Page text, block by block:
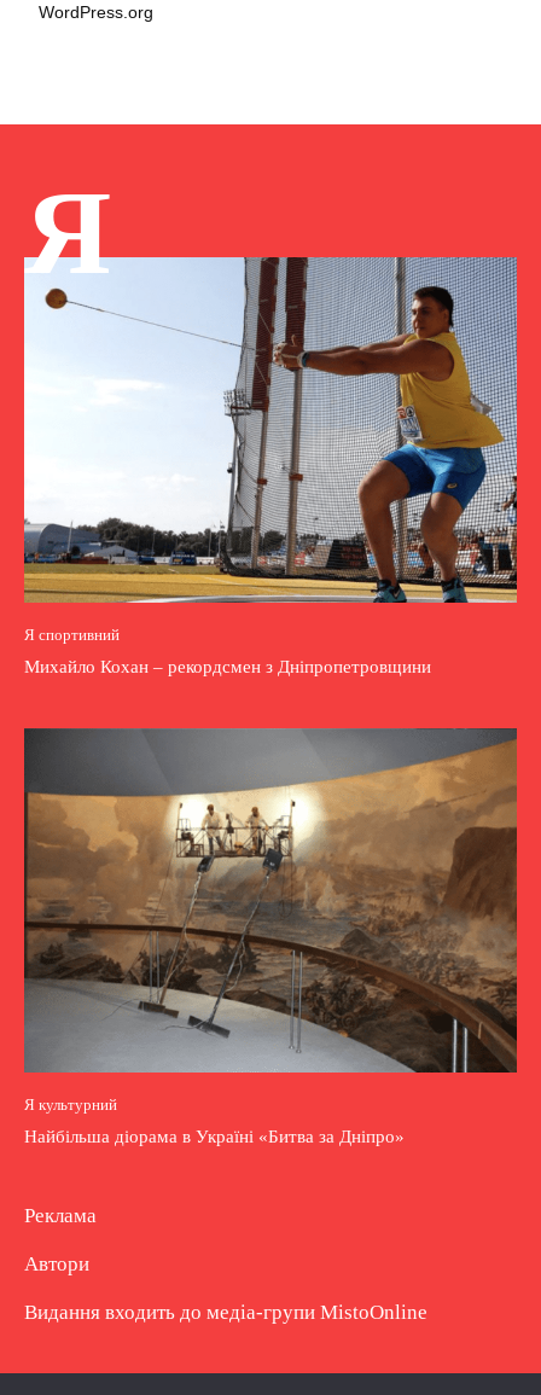
WordPress.org
Я
Я спортивний
Михайло Кохан – рекордсмен з Дніпропетровщини
Я культурний
Найбільша діорама в Україні «Битва за Дніпро»
Реклама
Автори
Видання входить до медіа-групи MistoOnline